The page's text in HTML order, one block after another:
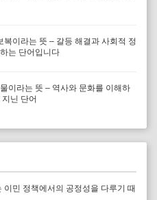
복이라는 뜻 – 갈등 해결과 사회적 정
는 단어입니다
이라는 뜻 – 역사와 문화를 이해하
닌 단어
이민 정책에서의 공정성을 다루기 때